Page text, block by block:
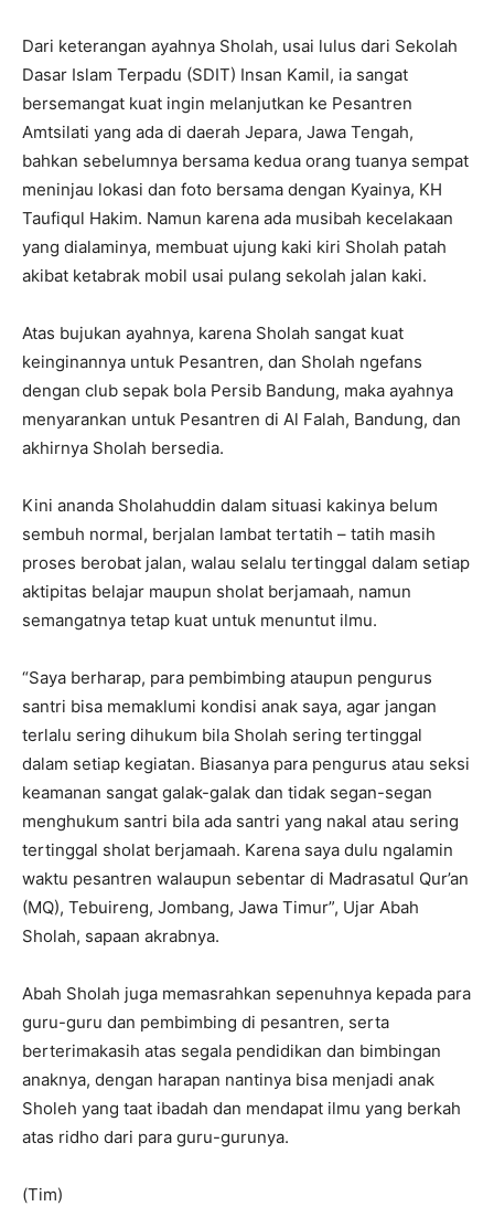
Dari keterangan ayahnya Sholah, usai lulus dari Sekolah
Dasar Islam Terpadu (SDIT) Insan Kamil, ia sangat
bersemangat kuat ingin melanjutkan ke Pesantren
Amtsilati yang ada di daerah Jepara, Jawa Tengah,
bahkan sebelumnya bersama kedua orang tuanya sempat
meninjau lokasi dan foto bersama dengan Kyainya, KH
Taufiqul Hakim. Namun karena ada musibah kecelakaan
yang dialaminya, membuat ujung kaki kiri Sholah patah
akibat ketabrak mobil usai pulang sekolah jalan kaki.
Atas bujukan ayahnya, karena Sholah sangat kuat
keinginannya untuk Pesantren, dan Sholah ngefans
dengan club sepak bola Persib Bandung, maka ayahnya
menyarankan untuk Pesantren di Al Falah, Bandung, dan
akhirnya Sholah bersedia.
Kini ananda Sholahuddin dalam situasi kakinya belum
sembuh normal, berjalan lambat tertatih – tatih masih
proses berobat jalan, walau selalu tertinggal dalam setiap
aktipitas belajar maupun sholat berjamaah, namun
semangatnya tetap kuat untuk menuntut ilmu.
“Saya berharap, para pembimbing ataupun pengurus
santri bisa memaklumi kondisi anak saya, agar jangan
terlalu sering dihukum bila Sholah sering tertinggal
dalam setiap kegiatan. Biasanya para pengurus atau seksi
keamanan sangat galak-galak dan tidak segan-segan
menghukum santri bila ada santri yang nakal atau sering
tertinggal sholat berjamaah. Karena saya dulu ngalamin
waktu pesantren walaupun sebentar di Madrasatul Qur’an
(MQ), Tebuireng, Jombang, Jawa Timur”, Ujar Abah
Sholah, sapaan akrabnya.
Abah Sholah juga memasrahkan sepenuhnya kepada para
guru-guru dan pembimbing di pesantren, serta
berterimakasih atas segala pendidikan dan bimbingan
anaknya, dengan harapan nantinya bisa menjadi anak
Sholeh yang taat ibadah dan mendapat ilmu yang berkah
atas ridho dari para guru-gurunya.
(Tim)